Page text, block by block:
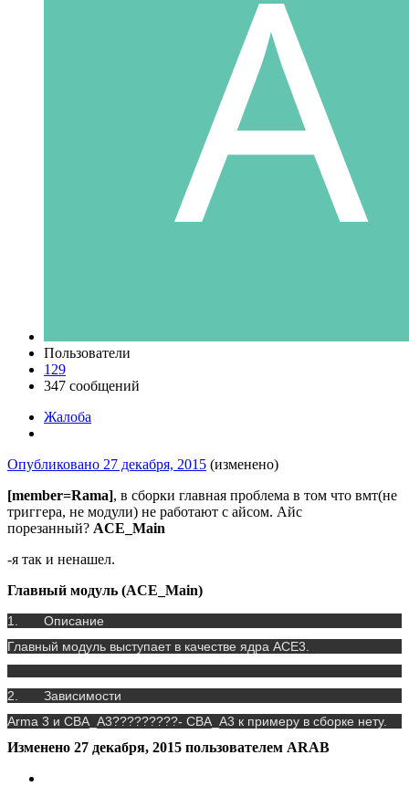
Пользователи
129
347 сообщений
Жалоба
Опубликовано 27 декабря, 2015 (изменено)
[member=Rama], в сборки главная проблема в том что вмт(не
триггера, не модули) не работают с айсом. Айс
порезанный? ACE_Main
-я так и ненашел.
Главный модуль (ACE_Main)
1. Описание
Главный модуль выступает в качестве ядра ACE3.
2. Зависимости
Arma 3 и CBA_A3?????????- CBA_A3 к примеру в сборке нету.
Изменено 27 декабря, 2015 пользователем ARAB